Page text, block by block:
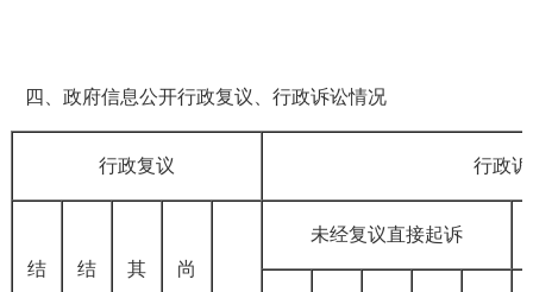
四、政府信息公开行政复议、行政诉讼情况
行政复议 行政
结
结
其
尚
未经复议直接起诉